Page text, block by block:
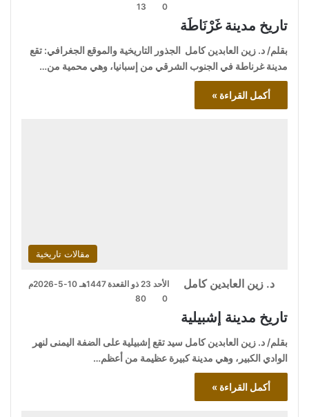
0
13
تاريخ مدينة غَرْنَاطَة
بقلم/ د. زين العابدين كامل الجذور التاريخية والموقع الجغرافي: تقع
مدينة غرناطة في الجنوب الشرقي من إسبانيا، وهي محمية من…
أكمل القراءة »
مقالات تاريخية
د. زين العابدين كامل
الأحد 23 ذو القعدة 1447هـ 10-5-2026م
0
80
تاريخ مدينة إشبيلية
بقلم/ د. زين العابدين كامل سيد تقع إشبيلية على الضفة اليمنى لنهر
الوادي الكبير، وهي مدينة كبيرة عظيمة من أعظم…
أكمل القراءة »